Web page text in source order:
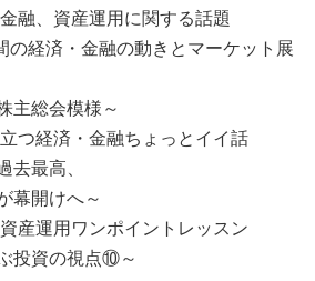
融、資産運用に関する話題
経済・金融の動きとマーケット展
主総会模様～
つ経済・金融ちょっとイイ話
去最高、
幕開けへ～
産運用ワンポイントレッスン
投資の視点⑩～